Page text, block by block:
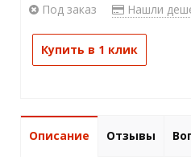
Под заказ Нашли
Купить в 1 клик
Описание Отзывы